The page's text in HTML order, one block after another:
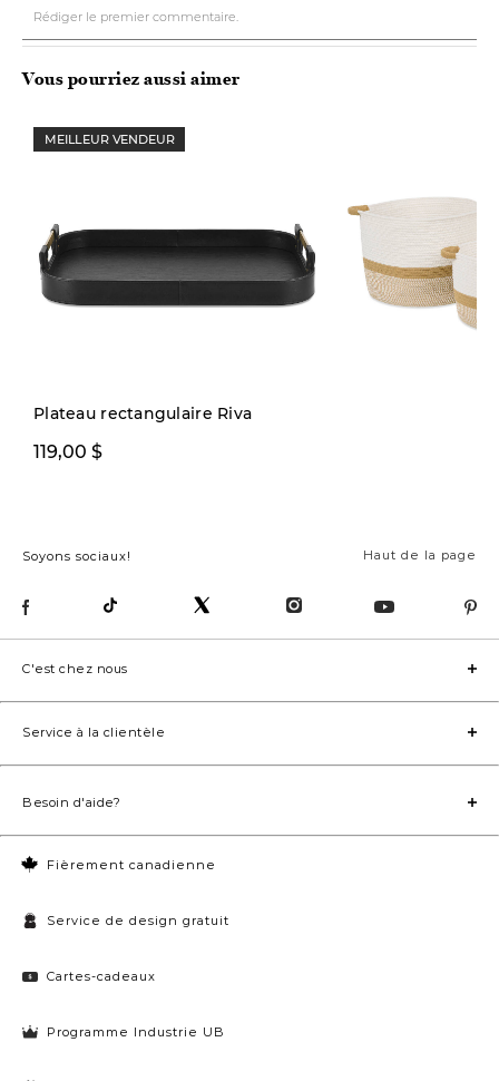
Vous pourriez aussi aimer
MEILLEUR VENDEUR
Plateau rectangulaire Riva
119,00 $
Haut de la page
Soyons sociaux!
Fièrement canadienne
Service de design gratuit
Cartes-cadeaux
Programme Industrie UB
C'est chez nous
Service à la clientèle
Besoin d'aide?